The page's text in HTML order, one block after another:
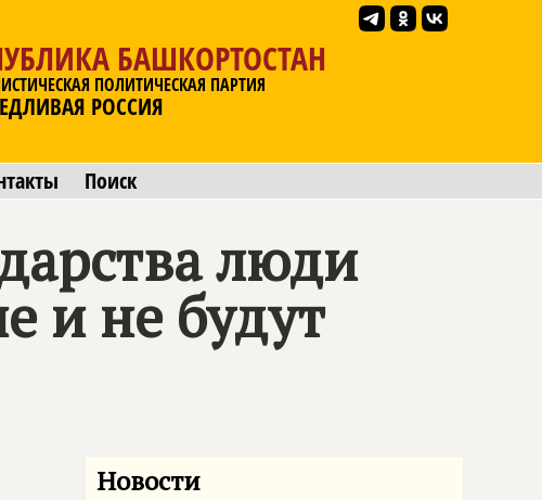
БАШКОРТОСТАН
ПОЛИТИЧЕСКАЯ ПАРТИЯ
РОССИЯ
Поиск
люди
и не будут
Новости